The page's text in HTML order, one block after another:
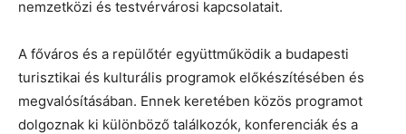
nemzetközi és testvérvárosi kapcsolatait.
A főváros és a repülőtér együttműködik a budapesti
turisztikai és kulturális programok előkészítésében és
megvalósításában. Ennek keretében közös programot
dolgoznak ki különböző találkozók, konferenciák és a